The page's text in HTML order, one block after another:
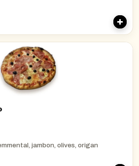
jambon, olives, origan